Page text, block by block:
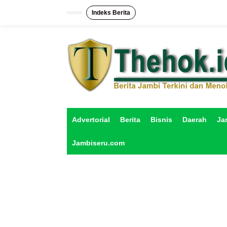
Indeks Berita
Advertorial Berita Bisnis Daerah
Jambiseru.com